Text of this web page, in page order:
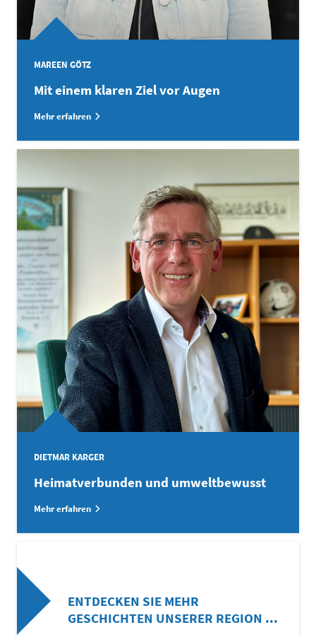
MAREEN GÖTZ
Mit einem klaren Ziel vor Augen
Mehr erfahren
DIETMAR KARGER
Heimatverbunden und umweltbewusst
Mehr erfahren
ENTDECKEN SIE MEHR
GESCHICHTEN UNSERER REGION ...